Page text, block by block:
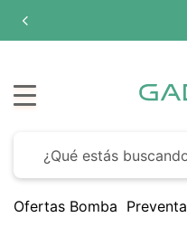
Ofertas Bomba Preventa